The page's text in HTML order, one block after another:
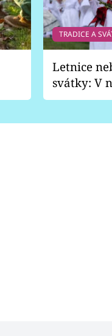
TRADICE A
Letnice
svátky: V
pondělí